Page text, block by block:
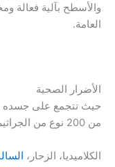
والأسطح بآلية فعالة
العامة.
الأضرار الصحية
حيث تتجمع على جسده
من 200 نوع من الجراثيم المسببة للأمراض مثل:
الكلاميديا، الزحار،